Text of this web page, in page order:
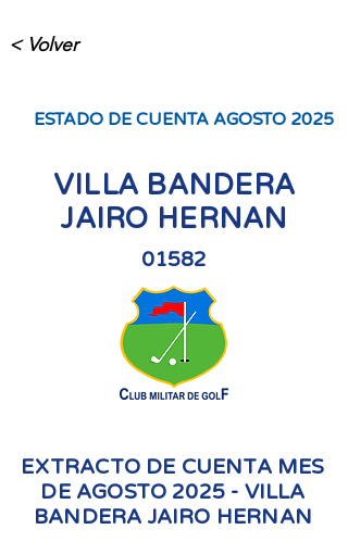
< Volver
ESTADO DE CUENTA AGOSTO 2025
VILLA BANDERA
JAIRO HERNAN
01582
EXTRACTO DE CUENTA MES
DE AGOSTO 2025 - VILLA
BANDERA JAIRO HERNAN